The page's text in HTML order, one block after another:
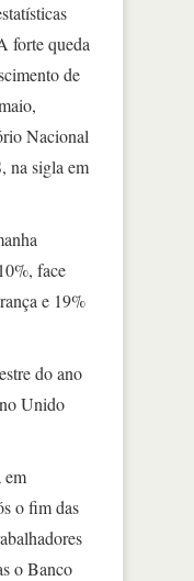
forte queda
de
Nacional
na sigla em
face
e 19%
do ano
Unido
em
o fim das
o Banco